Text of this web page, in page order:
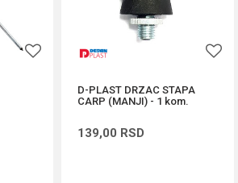
D-PLAST DRZAC STAPA
CARP (MANJI) - 1 kom.
139,00 RSD